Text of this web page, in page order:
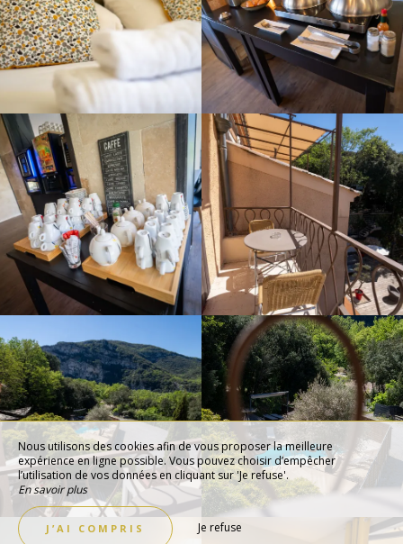
Nous utilisons des cookies afin de vous proposer la meilleure
expérience en ligne possible. Vous pouvez choisir d’empêcher
l’utilisation de vos données en cliquant sur 'Je refuse'.
En savoir plus
J’AI COMPRIS Je refuse